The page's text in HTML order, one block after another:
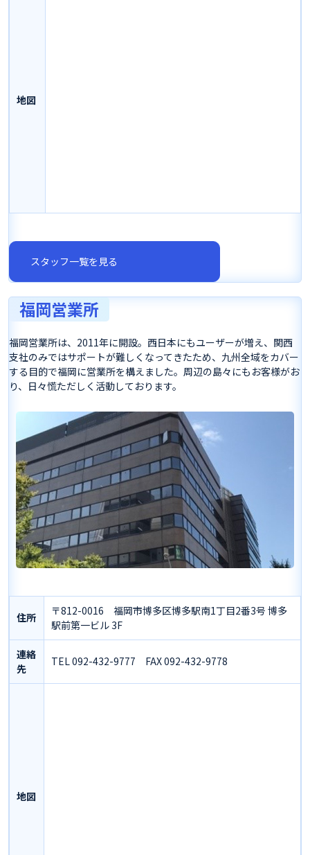
地図
スタッフ一覧を見る
福岡営業所
福岡営業所は、2011年に開設。西日本にもユーザーが増え、関西
支社のみではサポートが難しくなってきたため、九州全域をカバー
する目的で福岡に営業所を構えました。周辺の島々にもお客様がお
り、日々慌ただしく活動しております。
住所
〒812-0016 福岡市博多区博多駅南1丁目2番3号 博多
駅前第一ビル 3F
連絡
先
TEL 092-432-9777 FAX 092-432-9778
地図